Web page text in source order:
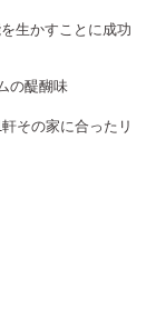
生かすことに成功
の醍醐味
その家に合ったリ